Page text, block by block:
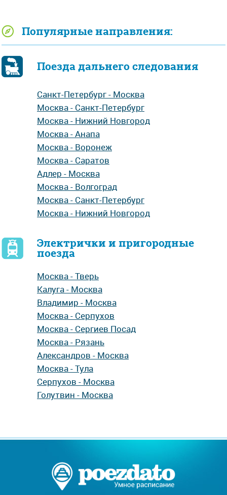
Популярные направления:
Поезда дальнего следования
Санкт-Петербург - Москва
Москва - Санкт-Петербург
Москва - Нижний Новгород
Москва - Анапа
Москва - Воронеж
Москва - Саратов
Адлер - Москва
Москва - Волгоград
Москва - Санкт-Петербург
Москва - Нижний Новгород
Электрички и пригородные
поезда
Москва - Тверь
Калуга - Москва
Владимир - Москва
Москва - Серпухов
Москва - Сергиев Посад
Москва - Рязань
Александров - Москва
Москва - Тула
Серпухов - Москва
Голутвин - Москва